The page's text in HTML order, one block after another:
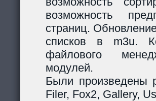
возможность
страниц.
списков в m3u.
файлового
модулей.
Были произведены
Filer, Fox2, Gallery,